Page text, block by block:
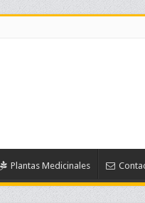
Plantas Medicinales